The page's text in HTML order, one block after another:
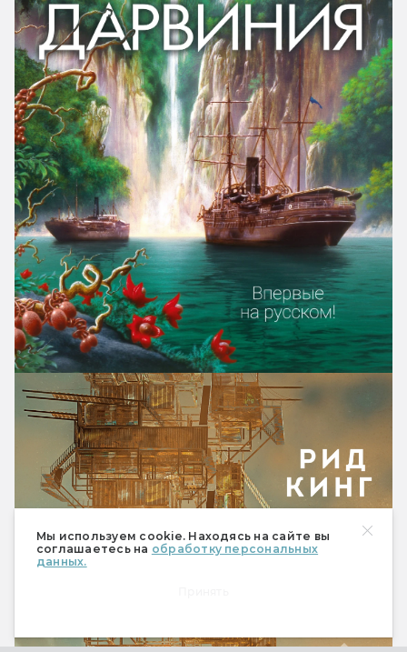
Мы используем cookie. Находясь на сайте вы
соглашаетесь на обработку персональных
данных.